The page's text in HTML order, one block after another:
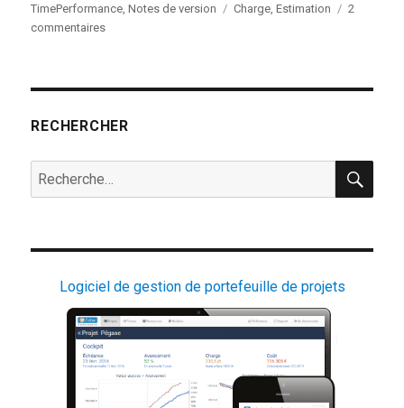
le
TimePerformance,Notes de version Étiquettes
Charge,Estimation
2
commentairessur
7.3
RECHERCHER
Recherche
pour :
Logiciel de gestion de portefeuille de projets